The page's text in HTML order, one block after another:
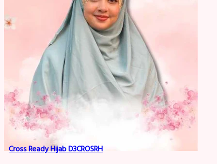
Cross Ready Hijab D3CROSRH